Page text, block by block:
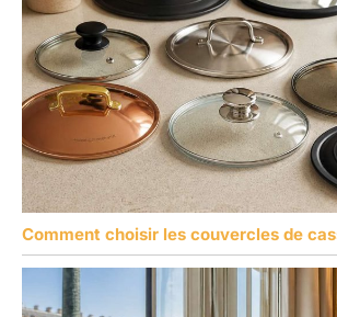
Comment choisir les couvercles de